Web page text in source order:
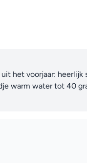
het voorjaar: heerlijk
warm water tot 40